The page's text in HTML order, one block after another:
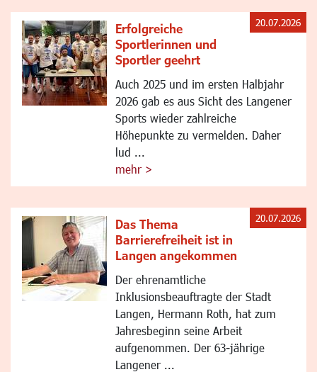
Erfolgreiche
Sportlerinnen und
Sportler geehrt
Auch 2025 und im ersten Halbjahr
2026 gab es aus Sicht des Langener
Sports wieder zahlreiche
Höhepunkte zu vermelden. Daher
lud ...
mehr >
20.07.2026
Das Thema
Barrierefreiheit ist in
Langen angekommen
Der ehrenamtliche
Inklusionsbeauftragte der Stadt
Langen, Hermann Roth, hat zum
Jahresbeginn seine Arbeit
aufgenommen. Der 63-jährige
Langener ...
20.07.2026